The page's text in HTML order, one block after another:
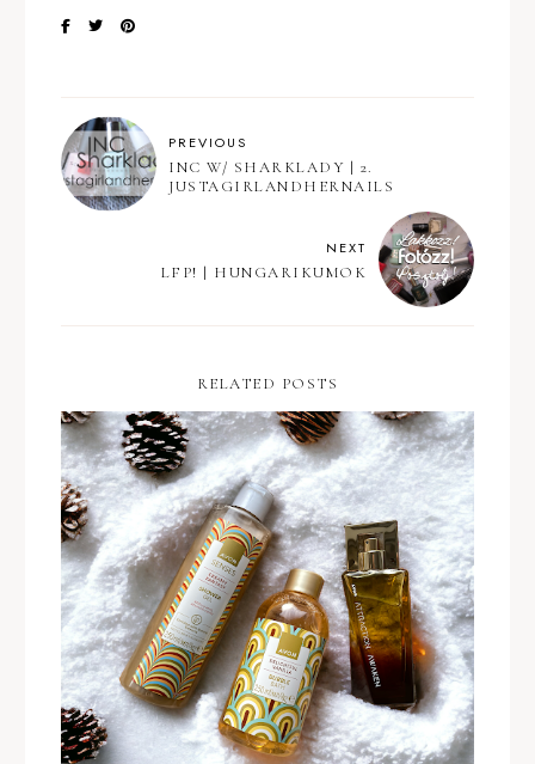
PREVIOUS
INC W/ SHARKLADY | 2.
JUSTAGIRLANDHERNAILS
NEXT
LFP! | HUNGARIKUMOK
RELATED POSTS